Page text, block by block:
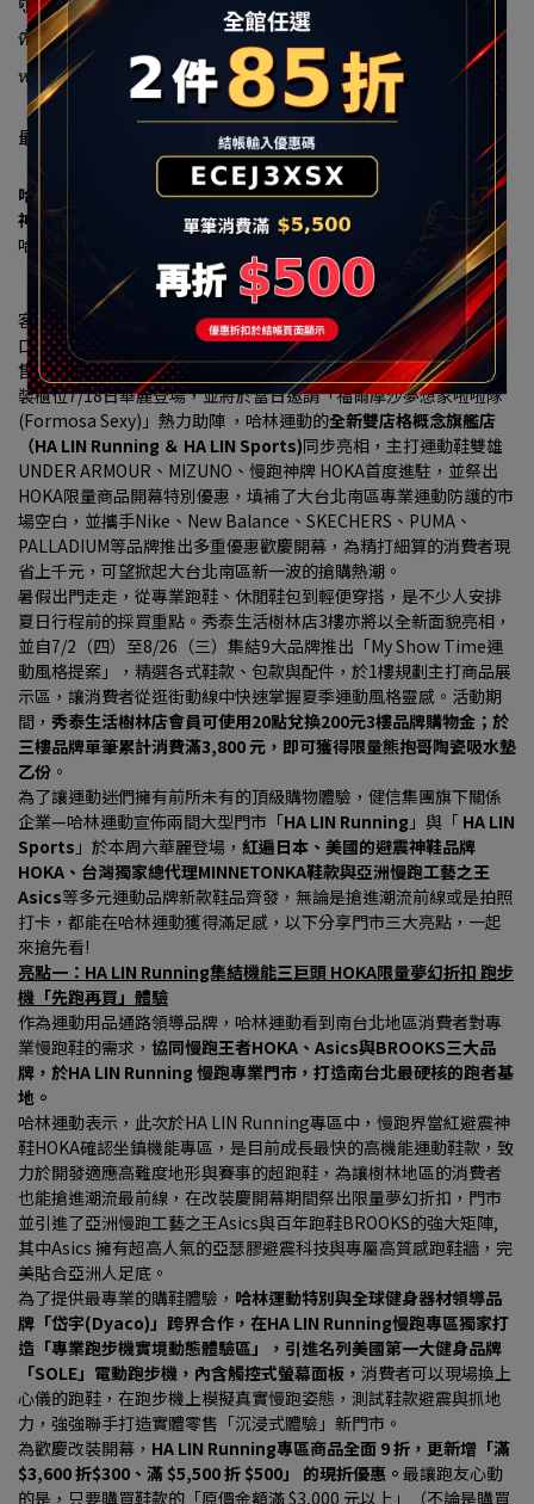
ที่อยู่:新北市汐止區大同路一段239號16-1
หมายเลขรวม:90322663
最新消息
哈林運動進駐秀泰生活樹林店 7/18盛大開幕 多重優惠現省上千元
神牌HOKA、UA、MIZUNO 首發登場
哈林運動獨家總代理傳奇潮鞋 MINNETONKA
「小籠包、珍珠奶茶」聯名神鞋限量開搶、再送限定配色鞋帶
【2026 年7月16日，台北訊】大台北南區的慢跑愛好者、運動穿搭
客與家庭消費者注意！看好新北樹林生活圈持續發展，以及居住人
口穩定成長帶動的消費需求，秀泰生活樹林店攜手台灣運動用品零
售通路領導品牌「哈林運動」（HA LIN），打造3F近300坪商場改
裝櫃位7/18日華麗登場，並將於當日邀請「福爾摩沙夢想家啦啦隊
(Formosa Sexy)」熱力助陣 ，哈林運動的全新雙店格概念旗艦店
（HA LIN Running ＆ HA LIN Sports)同步亮相，主打運動鞋雙雄
UNDER ARMOUR、MIZUNO、慢跑神牌 HOKA首度進駐，並祭出
HOKA限量商品開幕特別優惠，填補了大台北南區專業運動防護的市
場空白，並攜手Nike、New Balance、SKECHERS、PUMA、
PALLADIUM等品牌推出多重優惠歡慶開幕，為精打細算的消費者現
省上千元，可望掀起大台北南區新一波的搶購熱潮。
暑假出門走走，從專業跑鞋、休閒鞋包到輕便穿搭，是不少人安排
夏日行程前的採買重點。秀泰生活樹林店3樓亦將以全新面貌亮相，
並自7/2（四）至8/26（三）集結9大品牌推出「My Show Time運
動風格提案」，精選各式鞋款、包款與配件，於1樓規劃主打商品展
示區，讓消費者從逛街動線中快速掌握夏季運動風格靈感。活動期
間， 秀泰生活樹林店會員可使用20點兌換200元3樓品牌購物金；於
三樓品牌單筆累計消費滿3,800 元，即可獲得限量熊抱哥陶瓷吸水墊
乙份 。
為了讓運動迷們擁有前所未有的頂級購物體驗，健信集團旗下關係
企業—哈林運動宣佈兩間大型門市「HA LIN Running 」與「 HA LIN
Sports 」於本周六華麗登場， 紅遍日本、美國的避震神鞋品牌
HOKA、台灣獨家總代理MINNETONKA鞋款與亞洲慢跑工藝之王
Asics等多元運動品牌新款鞋品齊發，無論是搶進潮流前線或是拍照
打卡，都能在哈林運動獲得滿足感，以下分享門市三大亮點，一起
來搶先看!
亮點一：HA LIN Running集結機能三巨頭 HOKA限量夢幻折扣 跑步
機「先跑再買」體驗
作為運動用品通路領導品牌，哈林運動看到南台北地區消費者對專
業慢跑鞋的需求， 協同慢跑王者HOKA、Asics與BROOKS三大品
牌，於HA LIN Running 慢跑專業門市，打造南台北最硬核的跑者基
地。
哈林運動表示，此次於HA LIN Running專區中，慢跑界當紅避震神
鞋HOKA確認坐鎮機能專區，是目前成長最快的高機能運動鞋款，致
力於開發適應高難度地形與賽事的超跑鞋，為讓樹林地區的消費者
也能搶進潮流最前線，在改裝慶開幕期間祭出限量夢幻折扣，門市
並引進了亞洲慢跑工藝之王Asics與百年跑鞋BROOKS的強大矩陣,
其中Asics 擁有超高人氣的亞瑟膠避震科技與專屬高質感跑鞋牆，完
美貼合亞洲人足底。
為了提供最專業的購鞋體驗， 哈林運動特別與全球健身器材領導品
牌「岱宇(Dyaco)」跨界合作，在HA LIN Running慢跑專區獨家打
造「專業跑步機實境動態體驗區」，引進名列美國第一大健身品牌
「SOLE」電動跑步機，內含觸控式螢幕面板， 消費者可以現場換上
心儀的跑鞋，在跑步機上模擬真實慢跑姿態，測試鞋款避震與抓地
力，強強聯手打造實體零售「沉浸式體驗」新門市。
為歡慶改裝開幕， HA LIN Running專區商品全面 9 折，更新增「滿
$3,600 折$300、滿 $5,500 折 $500」 的現折優惠。 最讓跑友心動
的是，只要購買鞋款的「原價金額滿 $3,000 元以上」（不論是購買